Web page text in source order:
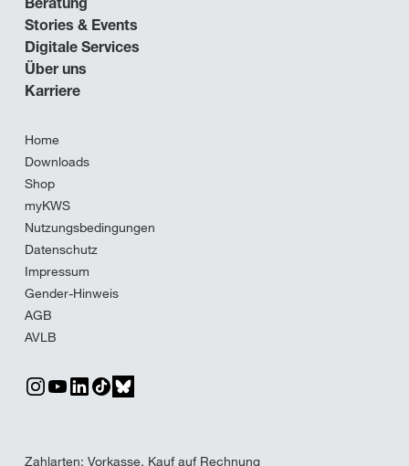
Stories & Events
Digitale Services
Über uns
Karriere
Home
Downloads
Shop
myKWS
Nutzungsbedingungen
Datenschutz
Impressum
Gender-Hinweis
AGB
AVLB
Zahlarten: Vorkasse, Kauf auf Rechnung